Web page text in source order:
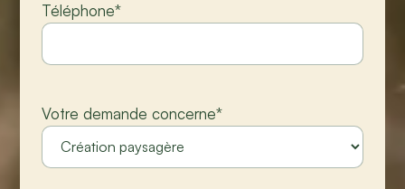
Téléphone*
Votre demande concerne*